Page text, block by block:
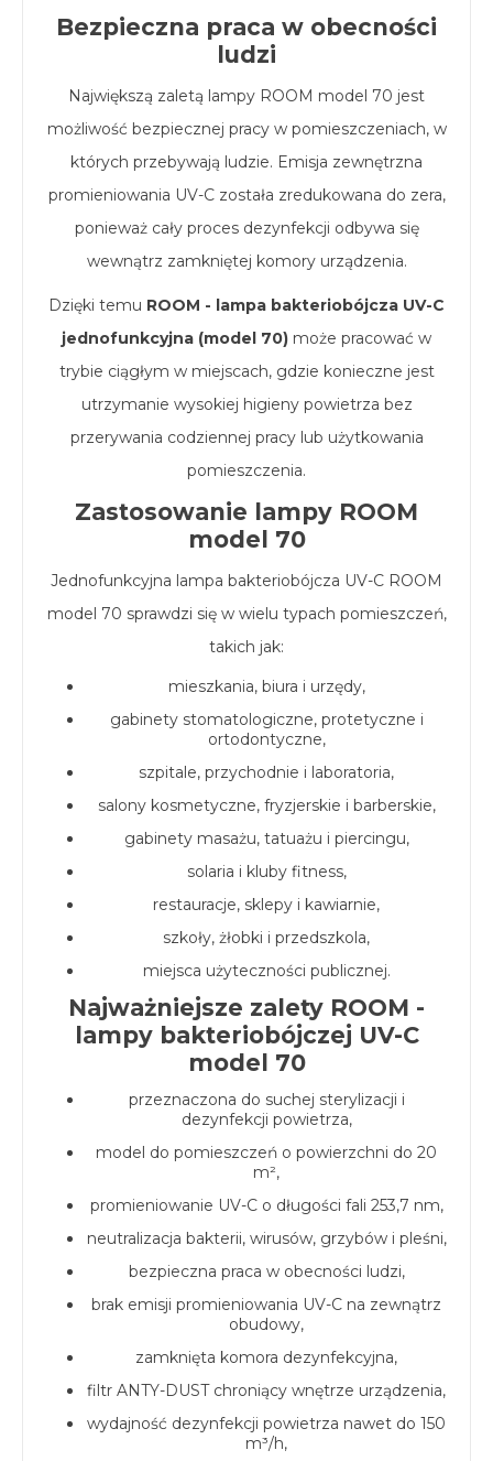
Bezpieczna praca w obecności
ludzi
Największą zaletą lampy ROOM model 70 jest
możliwość bezpiecznej pracy w pomieszczeniach, w
których przebywają ludzie. Emisja zewnętrzna
promieniowania UV-C została zredukowana do zera,
ponieważ cały proces dezynfekcji odbywa się
wewnątrz zamkniętej komory urządzenia.
Dzięki temu ROOM - lampa bakteriobójcza UV-C
jednofunkcyjna (model 70) może pracować w
trybie ciągłym w miejscach, gdzie konieczne jest
utrzymanie wysokiej higieny powietrza bez
przerywania codziennej pracy lub użytkowania
pomieszczenia.
Zastosowanie lampy ROOM
model 70
Jednofunkcyjna lampa bakteriobójcza UV-C ROOM
model 70 sprawdzi się w wielu typach pomieszczeń,
takich jak:
mieszkania, biura i urzędy,
gabinety stomatologiczne, protetyczne i
ortodontyczne,
szpitale, przychodnie i laboratoria,
salony kosmetyczne, fryzjerskie i barberskie,
gabinety masażu, tatuażu i piercingu,
solaria i kluby fitness,
restauracje, sklepy i kawiarnie,
szkoły, żłobki i przedszkola,
miejsca użyteczności publicznej.
Najważniejsze zalety ROOM -
lampy bakteriobójczej UV-C
model 70
przeznaczona do suchej sterylizacji i
dezynfekcji powietrza,
model do pomieszczeń o powierzchni do 20
m²,
promieniowanie UV-C o długości fali 253,7 nm,
neutralizacja bakterii, wirusów, grzybów i pleśni,
bezpieczna praca w obecności ludzi,
brak emisji promieniowania UV-C na zewnątrz
obudowy,
zamknięta komora dezynfekcyjna,
filtr ANTY-DUST chroniący wnętrze urządzenia,
wydajność dezynfekcji powietrza nawet do 150
m³/h,